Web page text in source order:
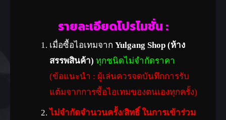
รายละเอียดโปรโมชั่น :
เมื่อซื้อไอเทมจาก Yulgang Shop (ห้าง
สรรพสินค้า) ทุกชนิดไม่จำกัดราคา
(ข้อแนะนำ : ผู้เล่นควรจดบันทึกการรับ
แต้มจากการซื้อไอเทมของตนเองทุกครั้ง)
ไม่จำกัดจำนวนครั้ง/สิทธิ์ ในการเข้าร่วม